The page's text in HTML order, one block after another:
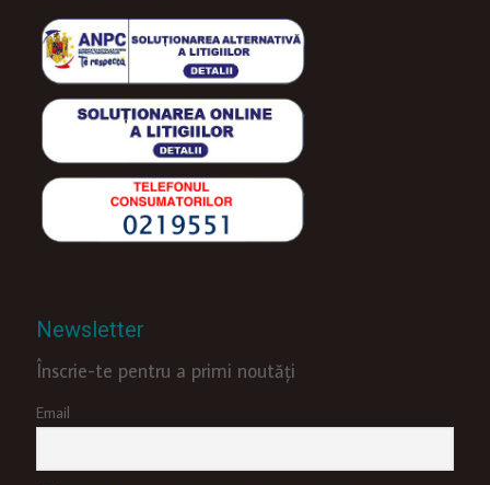
Newsletter
Înscrie-te pentru a primi noutăți
Email